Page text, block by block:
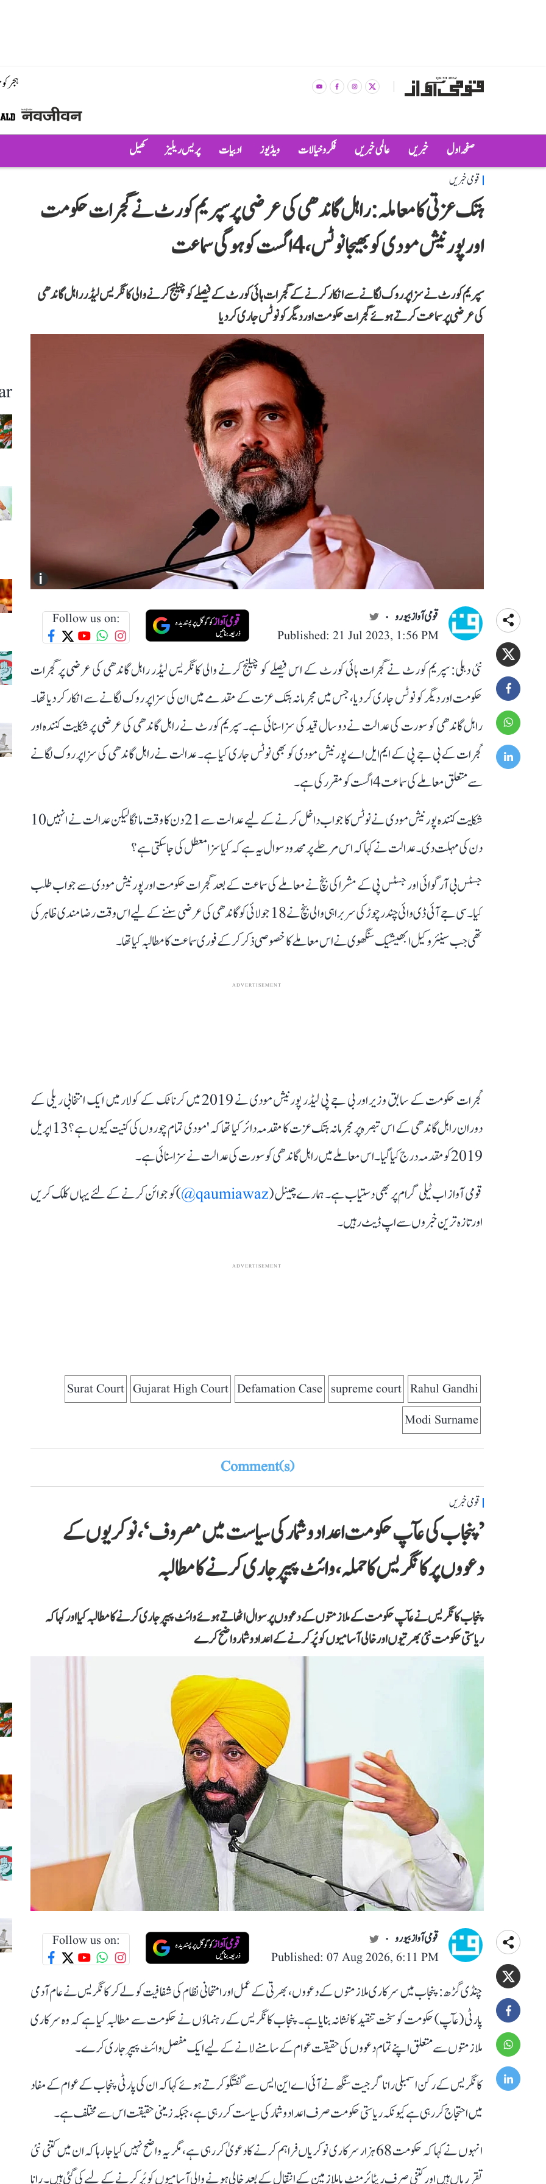
ہجر
صفحہ اول خبریں عالمی خبریں فکر و خیالات ویڈیوز ادبیات پریس ریلیز کھیل
قومی خبریں
ہتک عزتی کا معاملہ: راہل گاندھی کی عرضی پر سپریم کورٹ نے گجرات حکومت
اور پورنیش مودی کو بھیجا نوٹس، 4 اگست کو ہوگی سماعت
سپریم کورٹ نے سزا پر روک لگانے سے انکار کرنے کے گجرات ہائی کورٹ کے فیصلے کو چیلنج کرنے والی کانگریس لیڈر راہل گاندھی
کی عرضی پر سماعت کرتے ہوئے گجرات حکومت اور دیگر کو نوٹس جاری کر دیا
i
قومی آواز بیورو
Published: 21 Jul 2023, 1:56 PM
Follow us on:
نئی دہلی: سپریم کورٹ نے گجرات ہائی کورٹ کے اس فیصلے کو چیلنج کرنے والی کانگریس لیڈر راہل گاندھی کی عرضی پر گجرات
حکومت اور دیگر کو نوٹس جاری کر دیا، جس میں مجرمانہ ہتک عزت کے مقدمے میں ان کی سزا پر روک لگانے سے انکار کر دیا تھا۔
راہل گاندھی کو سورت کی عدالت نے دو سال قید کی سزا سنائی ہے۔ سپریم کورٹ نے راہل گاندھی کی عرضی پر شکایت کنندہ اور
گجرات کے بی جے پی کے ایم ایل اے پورنیش مودی کو بھی نوٹس جاری کیا ہے۔ عدالت نے راہل گاندھی کی سزا پر روک لگانے
سے متعلق معاملے کی سماعت 4 اگست کو مقرر کی ہے۔
شکایت کنندہ پورنیش مودی نے نوٹس کا جواب داخل کرنے کے لیے عدالت سے 21 دن کا وقت مانگا لیکن عدالت نے انہیں 10
دن کی مہلت دی۔ عدالت نے کہا کہ اس مرحلے پر محدود سوال یہ ہے کہ کیا سزا معطل کی جا سکتی ہے؟
جسٹس بی آر گوائی اور جسٹس پی کے مشرا کی بنچ نے معاملے کی سماعت کے بعد گجرات حکومت اور پورنیش مودی سے جواب طلب
کیا۔ سی جے آئی ڈی وائی چندرچوڑ کی سربراہی والی بنچ نے 18 جولائی کو گاندھی کی عرضی سننے کے لیے اس وقت رضامندی ظاہر کی
تھی جب سینئر وکیل ابھیشیک سنگھوی نے اس معاملے کا خصوصی ذکر کر کے فوری سماعت کا مطالبہ کیا تھا۔
ADVERTISEMENT
گجرات حکومت کے سابق وزیر اور بی جے پی لیڈر پورنیش مودی نے 2019 میں کرناٹک کے کولار میں ایک انتخابی ریلی کے
دوران راہل گاندھی کے اس تبصرہ پر مجرمانہ ہتک عزت کا مقدمہ دائر کیا تھا کہ 'مودی تمام چوروں کی کنیت کیوں ہے؟ 13 اپریل
2019 کو مقدمہ درج کیا گیا۔ اس معاملے میں راہل گاندھی کو سورت کی عدالت نے سزا سنائی ہے۔
قومی آواز اب ٹیلی گرام پر بھی دستیاب ہے۔ ہمارے چینل (qaumiawaz@
) کو جوائن کرنے کے لئے یہاں کلک کریں
اور تازہ ترین خبروں سے اپ ڈیٹ رہیں۔
ADVERTISEMENT
Rahul Gandhi
supreme court
Defamation Case
Gujarat High Court
Surat Court
Modi Surname
Comment(s)
قومی خبریں
’پنجاب کی عآپ حکومت اعداد و شمار کی سیاست میں مصروف‘، نوکریوں کے
دعووں پر کانگریس کا حملہ، وائٹ پیپر جاری کرنے کا مطالبہ
پنجاب کانگریس نے عآپ حکومت کے ملازمتوں کے دعووں پر سوال اٹھاتے ہوئے وائٹ پیپر جاری کرنے کا مطالبہ کیا اور کہا کہ
ریاستی حکومت نئی بھرتیوں اور خالی آسامیوں کو پُر کرنے کے اعداد و شمار واضح کرے
قومی آواز بیورو
Published: 07 Aug 2026, 6:11 PM
Follow us on:
چنڈی گڑھ: پنجاب میں سرکاری ملازمتوں کے دعووں، بھرتی کے عمل اور امتحانی نظام کی شفافیت کو لے کر کانگریس نے عام آدمی
پارٹی (عآپ) حکومت کو سخت تنقید کا نشانہ بنایا ہے۔ پنجاب کانگریس کے رہنماؤں نے حکومت سے مطالبہ کیا ہے کہ وہ سرکاری
ملازمتوں سے متعلق اپنے تمام دعووں کی حقیقت عوام کے سامنے لانے کے لیے ایک مفصل وائٹ پیپر جاری کرے۔
کانگریس کے رکن اسمبلی رانا گرجیت سنگھ نے آئی اے این ایس سے گفتگو کرتے ہوئے کہا کہ ان کی پارٹی پنجاب کے عوام کے مفاد
میں احتجاج کر رہی ہے کیونکہ ریاستی حکومت صرف اعداد و شمار کی سیاست کر رہی ہے، جبکہ زمینی حقیقت اس سے مختلف ہے۔
انہوں نے کہا کہ حکومت 68 ہزار سرکاری نوکریاں فراہم کرنے کا دعویٰ کر رہی ہے، مگر یہ واضح نہیں کیا جا رہا کہ ان میں کتنی نئی
تقرریاں ہیں اور کتنی صرف ریٹائرمنٹ یا ملازمین کے انتقال کے بعد خالی ہونے والی آسامیوں کو پُر کرنے کے لیے کی گئی ہیں۔ رانا